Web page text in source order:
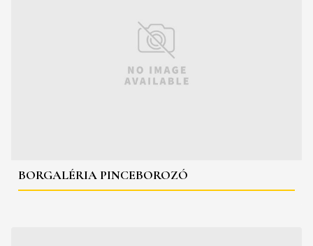
BORGALÉRIA PINCEBOROZÓ